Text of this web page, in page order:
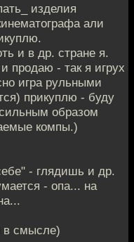
изделия
али
и в др. стране я.
продаю - так я игрух
игра рульными
прикуплю - буду
образом
компы.)
- глядишь и др.
- опа... на
в смысле)